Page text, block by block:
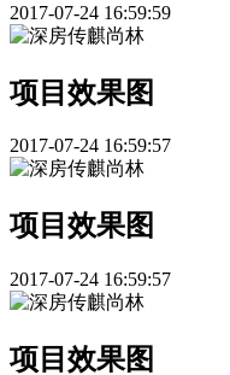
2017-07-24 16:59:59
项目效果图
2017-07-24 16:59:57
项目效果图
2017-07-24 16:59:57
项目效果图